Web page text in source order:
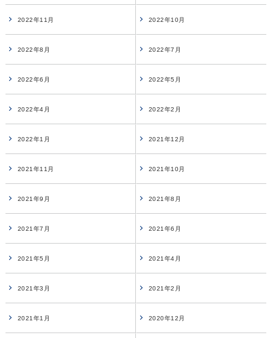
2022年11月 2022年10月
2022年8月 2022年7月
2022年6月 2022年5月
2022年4月 2022年2月
2022年1月 2021年12月
2021年11月 2021年10月
2021年9月 2021年8月
2021年7月 2021年6月
2021年5月 2021年4月
2021年3月 2021年2月
2021年1月 2020年12月